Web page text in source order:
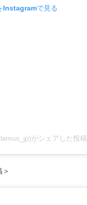
Instagramで見る
がシェアした投稿